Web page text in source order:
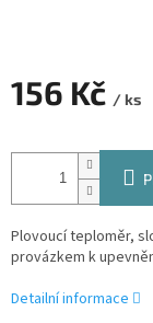
156 Kč / ks
cena:
Plovoucí teploměr,
provázkem k
Detailní informace